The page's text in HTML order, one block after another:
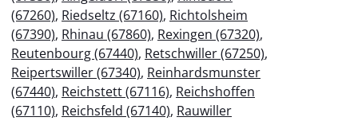
(67260), Riedseltz (67160), Richtolsheim
(67390), Rhinau (67860), Rexingen (67320),
Reutenbourg (67440), Retschwiller (67250),
Reipertswiller (67340), Reinhardsmunster
(67440), Reichstett (67116), Reichshoffen
(67110), Reichsfeld (67140), Rauwiller